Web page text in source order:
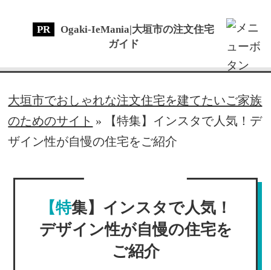
Ogaki-IeMania|大垣市の注文住宅
ガイド
大垣市でおしゃれな注文住宅を建てたいご家族
のためのサイト »
【特集】インスタで人気！デ
ザイン性が自慢の住宅をご紹介
【特集】インスタで人気！
デザイン性が自慢の住宅を
ご紹介